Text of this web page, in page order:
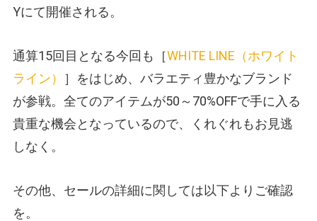
Yにて開催される。
通算15回目となる今回も［WHITE LINE （ホワイト
ライン） ］をはじめ、バラエティ豊かなブランド
が参戦。全てのアイテムが50～70%OFFで手に入る
貴重な機会となっているので、くれぐれもお見逃
しなく。
その他、セールの詳細に関しては以下よりご確認
を。